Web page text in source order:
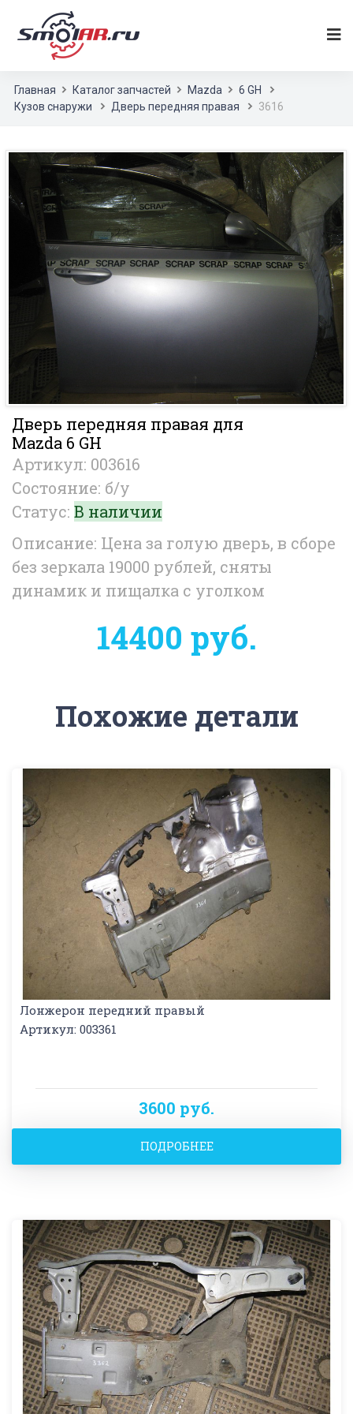
Главная Каталог запчастей Mazda
6 GH
Кузов снаружи
Дверь передняя правая 3616
Дверь передняя правая для
Mazda 6 GH
Артикул: 003616
Состояние: б/у
Статус: В наличии
Описание: Цена за голую дверь, в сборе
без зеркала 19000 рублей, сняты
динамик и пищалка с уголком
14400 руб.
Похожие детали
Лонжерон передний правый
Артикул: 003361
3600 руб.
ПОДРОБНЕЕ